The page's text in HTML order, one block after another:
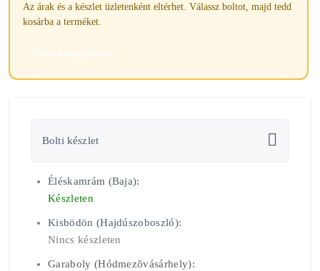
Az árak és a készlet üzletenként eltérhet. Válassz boltot, majd tedd
kosárba a terméket.
Üzletek megnyitása
Bolti készlet
Éléskamrám (Baja):
Készleten
Kisbödön (Hajdúszoboszló):
Nincs készleten
Garaboly (Hódmezõvásárhely):